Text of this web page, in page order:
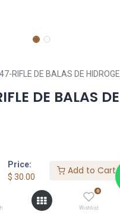
Price:
$ 30.00
Add to Cart
0
Wishlist
RIFLE DE BALAS DE HIDROGEL
DE BALAS DE
Add to Cart
de deseos